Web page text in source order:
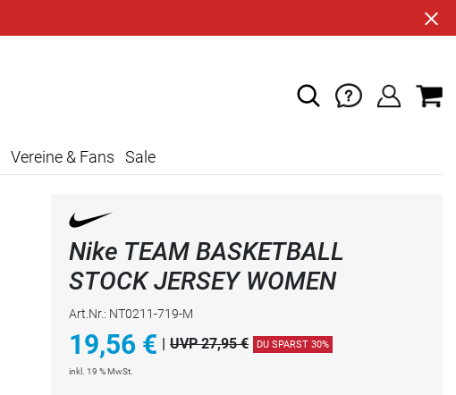
Vereine & Fans Sale
Nike TEAM BASKETBALL
STOCK JERSEY WOMEN
Art.Nr.: NT0211-719-M
19,56 € UVP 27,95 € DU SPARST 30%
inkl. 19 % MwSt.